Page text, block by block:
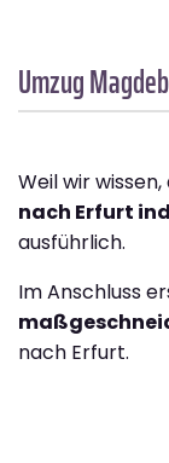
Umzug
Weil wir wissen,
nach Erfurt
ausführlich.
Im Anschluss
nach Erfurt.